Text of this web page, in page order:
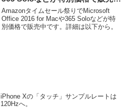
中。
Amazonタイムセール祭りでMicrosoft
Office 2016 for Macや365 Soloなどが特
別価格で販売中です。詳細は以下から。
iPhone Xの「タッチ」サンプルレートは
120Hzへ。